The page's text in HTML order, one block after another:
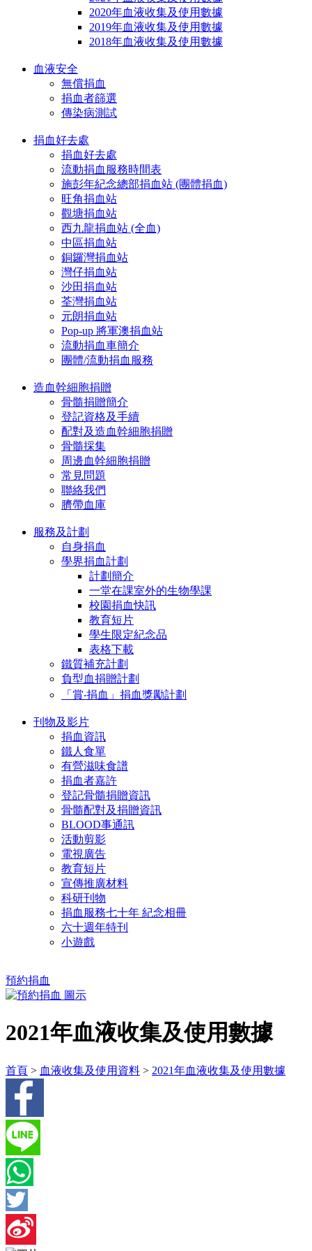
2020年血液收集及使用數據
2019年血液收集及使用數據
2018年血液收集及使用數據
血液安全
無償捐血
捐血者篩選
傳染病測試
捐血好去處
捐血好去處
流動捐血服務時間表
施彭年紀念總部捐血站 (團體捐血)
旺角捐血站
觀塘捐血站
西九龍捐血站 (全血)
中區捐血站
銅鑼灣捐血站
灣仔捐血站
沙田捐血站
荃灣捐血站
元朗捐血站
Pop-up 將軍澳捐血站
流動捐血車簡介
團體/流動捐血服務
造血幹細胞捐贈
骨髓捐贈簡介
登記資格及手續
配對及造血幹細胞捐贈
骨髓採集
周邊血幹細胞捐贈
常見問題
聯絡我們
臍帶血庫
服務及計劃
自身捐血
學界捐血計劃
計劃簡介
一堂在課室外的生物學課
校園捐血快訊
教育短片
學生限定紀念品
表格下載
鐵質補充計劃
負型血捐贈計劃
「賞‧捐血」捐血獎勵計劃
刊物及影片
捐血資訊
鐵人食單
有營滋味食譜
捐血者嘉許
登記骨髓捐贈資訊
骨髓配對及捐贈資訊
BLOOD事通訊
活動剪影
電視廣告
教育短片
宣傳推廣材料
科研刊物
捐血服務七十年 紀念相冊
六十週年特刊
小遊戲
預約捐血
2021年血液收集及使用數據
首頁 > 血液收集及使用資料 > 2021年血液收集及使用數據